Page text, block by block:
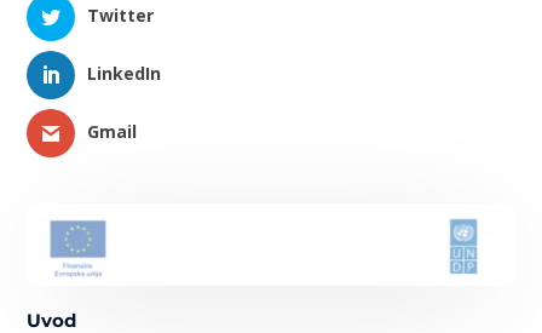
Twitter
LinkedIn
Gmail
Uvod